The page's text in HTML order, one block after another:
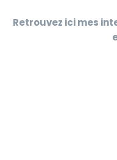
Retrouvez ici mes